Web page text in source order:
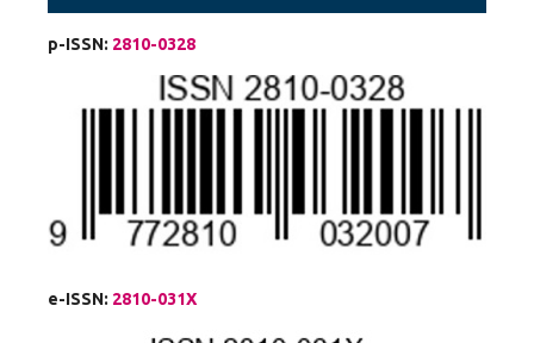
p-ISSN: 2810-0328
e-ISSN: 2810-031X